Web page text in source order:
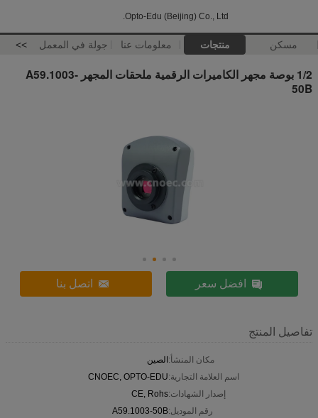
Opto-Edu (Beijing) Co., Ltd.
مسكن منتجات معلومات عنا جولة في المعمل >>
1/2 بوصة مجهر الكاميرات الرقمية ملحقات المجهر A59.1003-
50B
افضل سعر اتصل بنا
تفاصيل المنتج
مكان المنشأ:الصين
اسم العلامة التجارية:CNOEC, OPTO-EDU
إصدار الشهادات:CE, Rohs
رقم الموديل:A59.1003-50B